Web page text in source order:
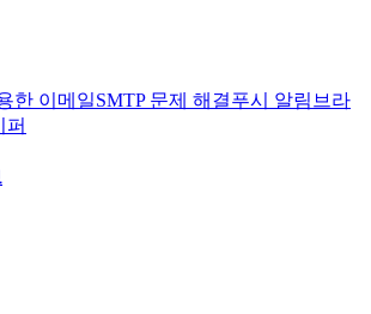
한 이메일SMTP 문제 해결푸시 알림 브라
퍼